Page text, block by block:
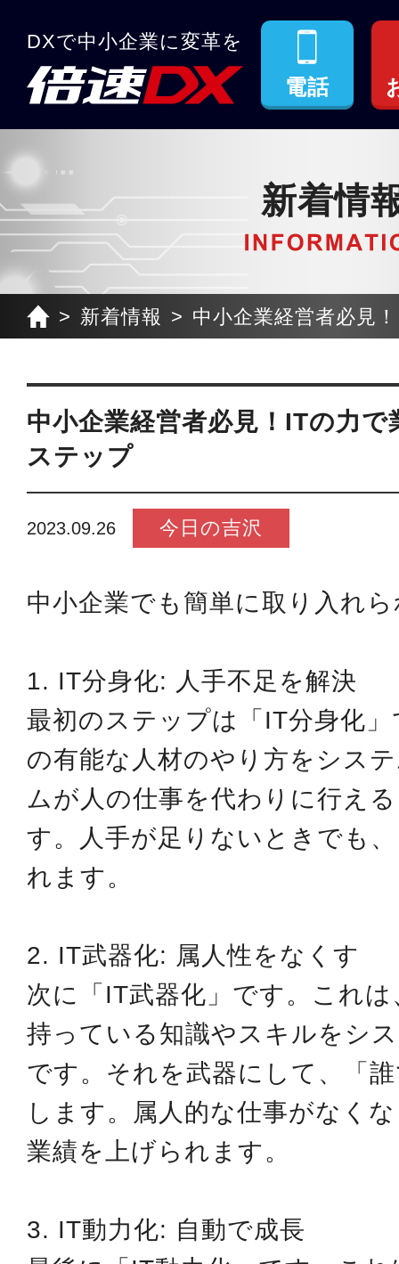
DXで中小企業に変革を
電話
新着情
新着情報 中小企業経営者必見
中小企業経営者必見！ITの力
ステップ
2023.09.26 今日の吉沢
中小企業でも簡単に取り入れ
1. IT分身化: 人手不足を解決
最初のステップは「IT分身化
の有能な人材のやり方をシス
ムが人の仕事を代わりに行え
す。人手が足りないときでも
れます。
2. IT武器化: 属人性をなくす
次に「IT武器化」です。これ
持っている知識やスキルをシ
です。それを武器にして、「
します。属人的な仕事がなく
業績を上げられます。
3. IT動力化: 自動で成長